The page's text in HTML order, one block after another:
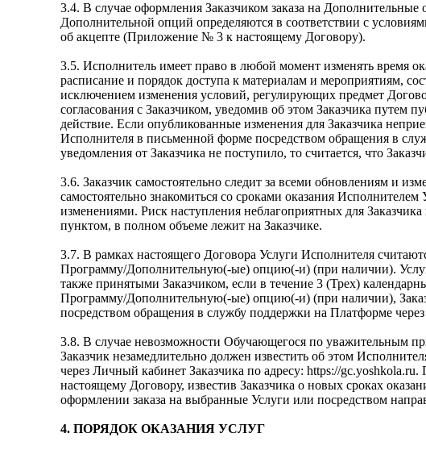
3.4. В случае оформления Заказчиком заказа на
Дополнительной опций определяются в соответствии с
об акцепте (Приложение № 3 к настоящему Договору).
3.5. Исполнитель имеет право в любой момент изменять время
расписание и порядок доступа к материалам и мероприятиям,
исключением изменения условий, регулирующих предмет
согласования с Заказчиком, уведомив об этом Заказчика
действие. Если опубликованные изменения для Заказчика
Исполнителя в письменной форме посредством обращения в
уведомления от Заказчика не поступило, то считается, что
3.6. Заказчик самостоятельно следит за всеми обновлениям и
самостоятельно знакомиться со сроками оказания
изменениями. Риск наступления неблагоприятных для
пунктом, в полном объеме лежит на Заказчике.
3.7. В рамках настоящего Договора Услуги Исполнителя
Программу/Дополнительную(-ые) опцию(-и) (при наличии).
также принятыми Заказчиком, если в течение 3 (Трех)
Программу/Дополнительную(-ые) опцию(-и) (при наличии),
посредством обращения в службу поддержки на Платформе
3.8. В случае невозможности Обучающегося по уважительным
Заказчик незамедлительно должен известить об этом
через Личный кабинет Заказчика по адресу: https://
настоящему Договору, известив Заказчика о новых сроках
оформлении заказа на выбранные Услуги или посредством
4. ПОРЯДОК ОКАЗАНИЯ УСЛУГ